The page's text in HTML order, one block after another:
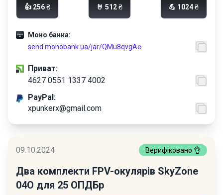
Моно банка:
send.monobank.ua/jar/QMu8qvgAe
👍 256 ₴ 🤘 512 ₴ 💪 1024 ₴
Приват:
4627 0551 1337 4002
PayPal:
xpunkerx@gmail.com
09.10.2024 Верифіковано 👌
Два комплекти FPV-окулярів SkyZone
04O для 25 ОПДБр